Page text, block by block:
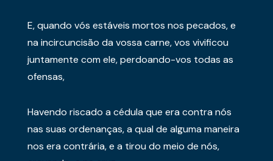
E, quando vós estáveis mortos nos pecados, e
na incircuncisão da vossa carne, vos vivificou
juntamente com ele, perdoando-vos todas as
ofensas,
Havendo riscado a cédula que era contra nós
nas suas ordenanças, a qual de alguma maneira
nos era contrária, e a tirou do meio de nós,